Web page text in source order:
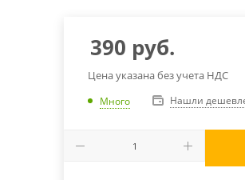
390 руб.
Цена указана без учета НДС
Много Нашли